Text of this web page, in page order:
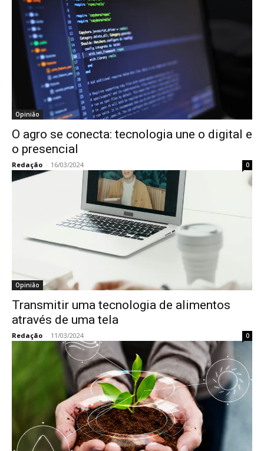
Opinião
O agro se conecta: tecnologia une o digital e
o presencial
Redação - 16/03/2024 0
Opinião
Transmitir uma tecnologia de alimentos
através de uma tela
Redação - 11/03/2024 0